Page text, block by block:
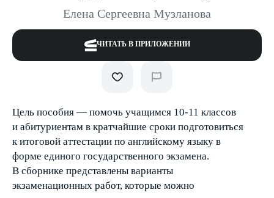
Елена Сергеевна Музланова
ЧИТАТЬ В ПРИЛОЖЕНИИ
Цель пособия — помочь учащимся 10-11 классов
и абитуриентам в кратчайшие сроки подготовиться
к итоговой аттестации по английскому языку в
форме единого государственного экзамена.
В сборнике представлены варианты
экзаменационных работ, которые можно